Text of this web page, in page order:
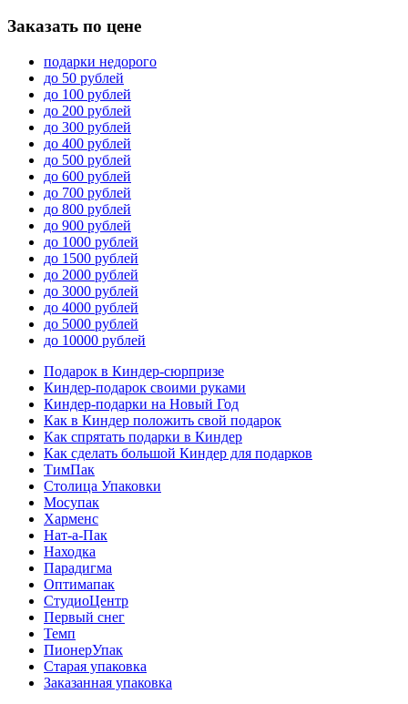
Заказать по цене
подарки недорого
до 50 рублей
до 100 рублей
до 200 рублей
до 300 рублей
до 400 рублей
до 500 рублей
до 600 рублей
до 700 рублей
до 800 рублей
до 900 рублей
до 1000 рублей
до 1500 рублей
до 2000 рублей
до 3000 рублей
до 4000 рублей
до 5000 рублей
до 10000 рублей
Подарок в Киндер-сюрпризе
Киндер-подарок своими руками
Киндер-подарки на Новый Год
Как в Киндер положить свой подарок
Как спрятать подарки в Киндер
Как сделать большой Киндер для подарков
ТимПак
Столица Упаковки
Мосупак
Харменс
Нат-а-Пак
Находка
Парадигма
Оптимапак
СтудиоЦентр
Первый снег
Темп
ПионерУпак
Старая упаковка
Заказанная упаковка